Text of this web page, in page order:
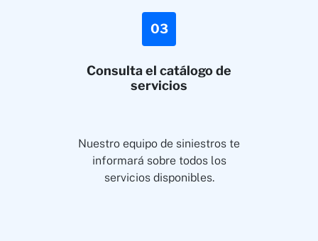
03
Consulta el catálogo de
servicios
Nuestro equipo de siniestros te
informará sobre todos los
servicios disponibles.